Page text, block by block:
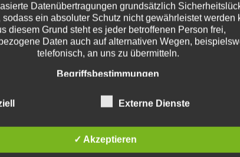
Datenübertragungen grundsätzlich
sodass ein absoluter Schutz nicht gewährleistet werden
diesem Grund steht es jeder betroffenen Person frei,
Daten auch auf alternativen Wegen,
telefonisch, an uns zu übermitteln.
Begriffsbestimmungen
beruht auf den Begrifflichkeiten, die durch
Geschäftspartner einfach lesbar und verständlich sein.
zu gewährleisten, möchten wir vorab die verwendeten
Externe Dienste
✓ Akzeptieren